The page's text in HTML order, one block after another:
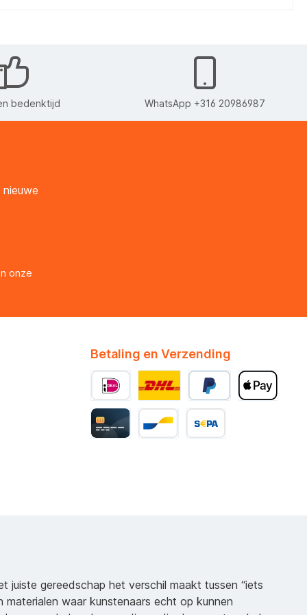
bedenktijd WhatsApp +316 20986987
onze
Betaling en Verzending
juiste gereedschap het verschil maakt tussen “iets
waar kunstenaars echt op kunnen